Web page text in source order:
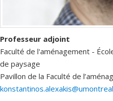
Professeur adjoint
Faculté de l'aménagement -
de paysage
Pavillon de la Faculté de